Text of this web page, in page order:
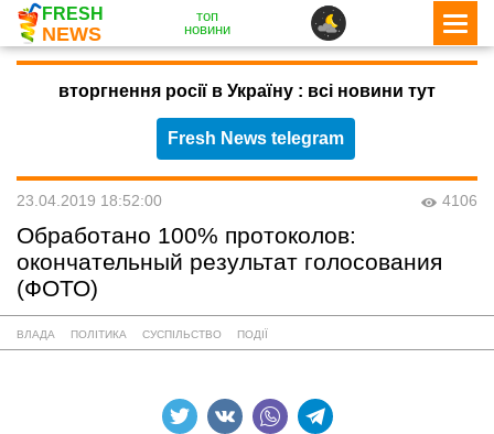
FRESH
NEWS
топ
новини
вторгнення росії в Україну : всі новини тут
Fresh News telegram
23.04.2019 18:52:00 4106
Обработано 100% протоколов:
окончательный результат голосования
(ФОТО)
ВЛАДА ПОЛІТИКА СУСПІЛЬСТВО ПОДІЇ